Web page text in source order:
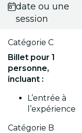
date ou une
session
Catégorie C
Billet pour 1
personne,
incluant :
L’entrée à
l’expérience
Catégorie B